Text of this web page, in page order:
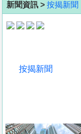
地
產
新聞資訊 > 按揭新聞
按揭新聞